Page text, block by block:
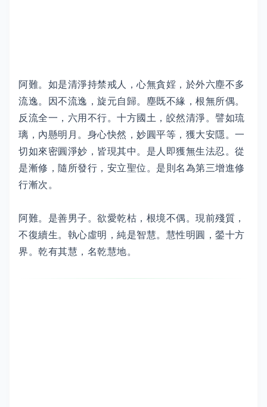
阿難。如是清淨持禁戒人，心無貪婬，於外六塵不多
流逸。因不流逸，旋元自歸。塵既不緣，根無所偶。
反流全一，六用不行。十方國土，皎然清淨。譬如琉
璃，內懸明月。身心快然，妙圓平等，獲大安隱。一
切如來密圓淨妙，皆現其中。是人即獲無生法忍。從
是漸修，隨所發行，安立聖位。是則名為第三增進修
行漸次。
阿難。是善男子。欲愛乾枯，根境不偶。現前殘質，
不復續生。執心虛明，純是智慧。慧性明圓，鎣十方
界。乾有其慧，名乾慧地。